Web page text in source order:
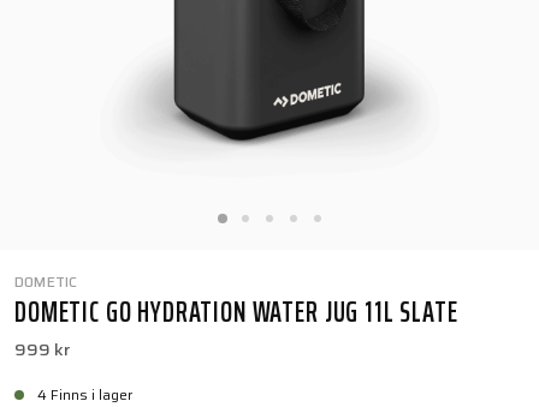
DOMETIC
DOMETIC GO HYDRATION WATER JUG 11L SLATE
999 kr
4 Finns i lager